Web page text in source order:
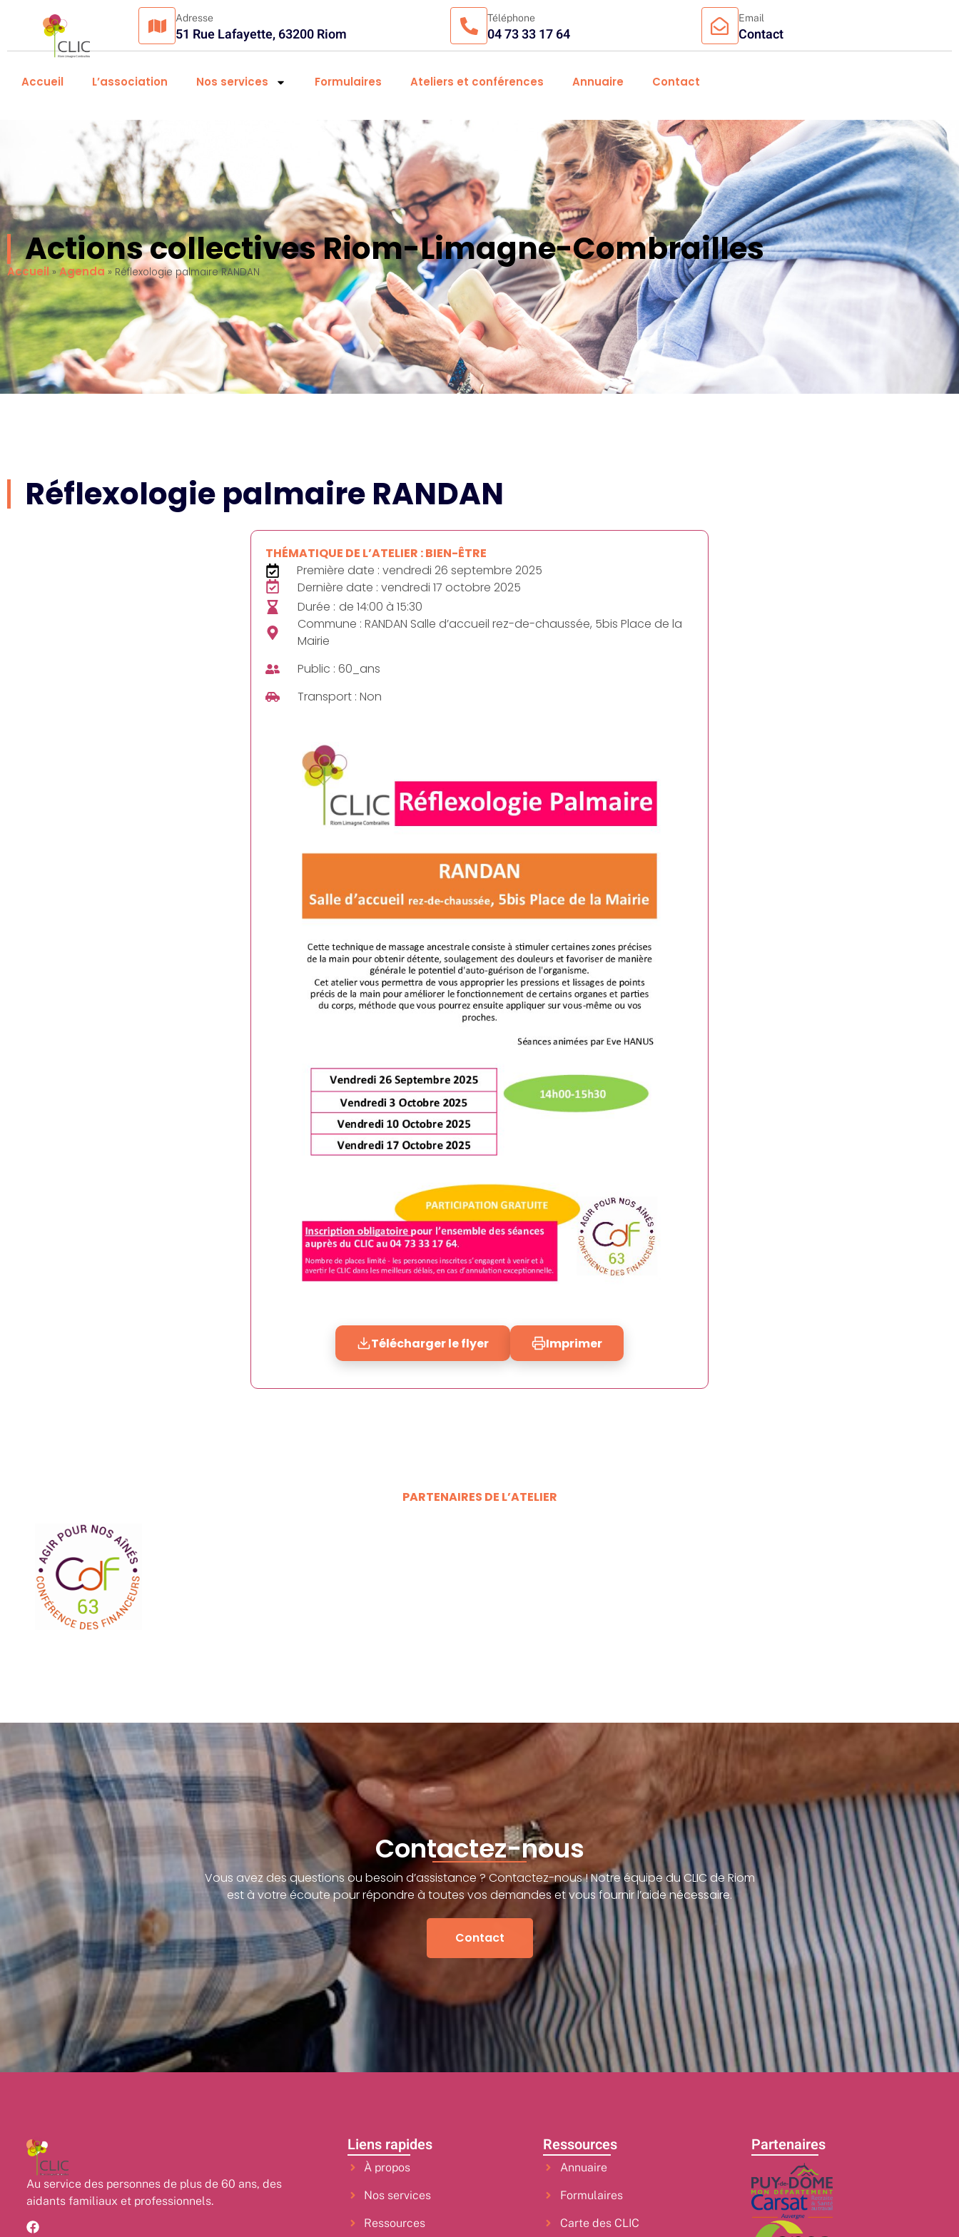
Adresse
51 Rue Lafayette, 63200 Riom
Téléphone
04 73 33 17 64
Email
Contact
Accueil L’association Nos services Formulaires Ateliers et conférences Annuaire Contact
Actions collectives Riom-Limagne-Combrailles
Accueil » Agenda» Réflexologie palmaire RANDAN
Réflexologie palmaire RANDAN
THÉMATIQUE DE L’ATELIER : BIEN-ÊTRE
Première date : vendredi 26 septembre 2025
Dernière date : vendredi 17 octobre 2025
Durée : de 14:00 à 15:30
Commune : RANDAN Salle d’accueil rez-de-chaussée, 5bis Place de la
Mairie
Public : 60_ans
Transport : Non
Télécharger le flyer Imprimer
PARTENAIRES DE L’ATELIER
Contactez-nous
Vous avez des questions ou besoin d’assistance ? Contactez-nous ! Notre équipe du CLIC de Riom
est à votre écoute pour répondre à toutes vos demandes et vous fournir l’aide nécessaire.
Contact
Au service des personnes de plus de 60 ans, des
aidants familiaux et professionnels.
Liens rapides
À propos
Nos services
Ressources
Ressources
Annuaire
Formulaires
Carte des CLIC
Partenaires